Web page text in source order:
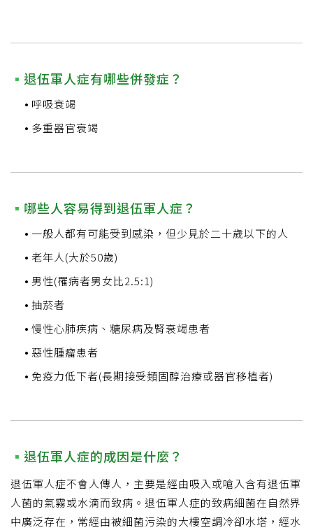
退伍軍人症有哪些併發症？
呼吸衰竭
多重器官衰竭
哪些人容易得到退伍軍人症？
一般人都有可能受到感染，但少見於二十歲以下的人
老年人(大於50歲)
男性(罹病者男女比2.5:1)
抽菸者
慢性心肺疾病、糖尿病及腎衰竭患者
惡性腫瘤患者
免疫力低下者(長期接受類固醇治療或器官移植者)
退伍軍人症的成因是什麼？
退伍軍人症不會人傳人，主要是經由吸入或嗆入含有退伍軍
人菌的氣霧或水滴而致病。退伍軍人症的致病細菌在自然界
中廣泛存在，常經由被細菌污染的大樓空調冷卻水塔，經水